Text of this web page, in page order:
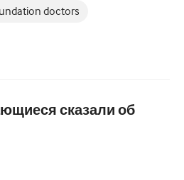
doctors
сказали об